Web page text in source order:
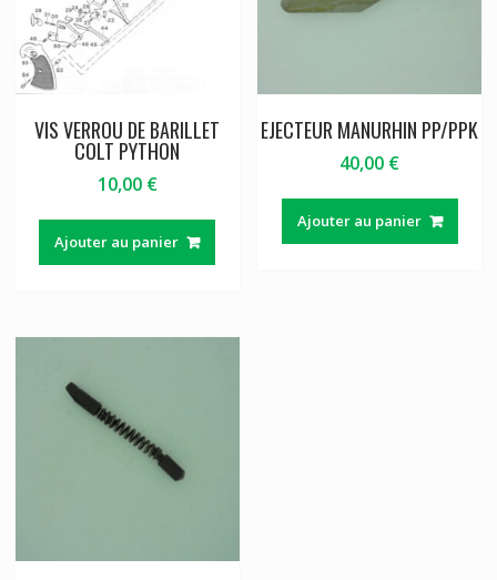
VIS VERROU DE BARILLET
COLT PYTHON
10,00 €
Ajouter au panier
EJECTEUR MANURHIN PP/PPK
40,00 €
Ajouter au panier